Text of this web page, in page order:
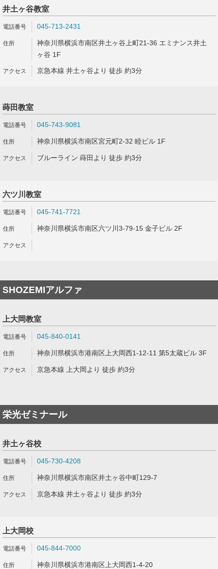
井土ヶ谷教室
045-713-2431
神奈川県横浜市南区井土ヶ谷上町21-36 エミナンス井土
ヶ谷 1F
京急本線 井土ヶ谷より 徒歩 約3分
蒔田教室
045-743-9081
神奈川県横浜市南区宮元町2-32 睦ビル 1F
ブルーライン 蒔田より 徒歩 約3分
六ツ川教室
045-741-7721
神奈川県横浜市南区六ツ川3-79-15 金子ビル 2F
SHOZEMIアルファ
上大岡教室
045-840-0141
神奈川県横浜市港南区上大岡西1-12-11 第5太蔵ビル 3F
京急本線 上大岡より 徒歩 約3分
栄光ゼミナール
井土ヶ谷校
045-730-4208
神奈川県横浜市南区井土ヶ谷中町129-7
京急本線 井土ヶ谷より 徒歩 約3分
上大岡校
045-844-7000
神奈川県横浜市港南区上大岡西1-4-20